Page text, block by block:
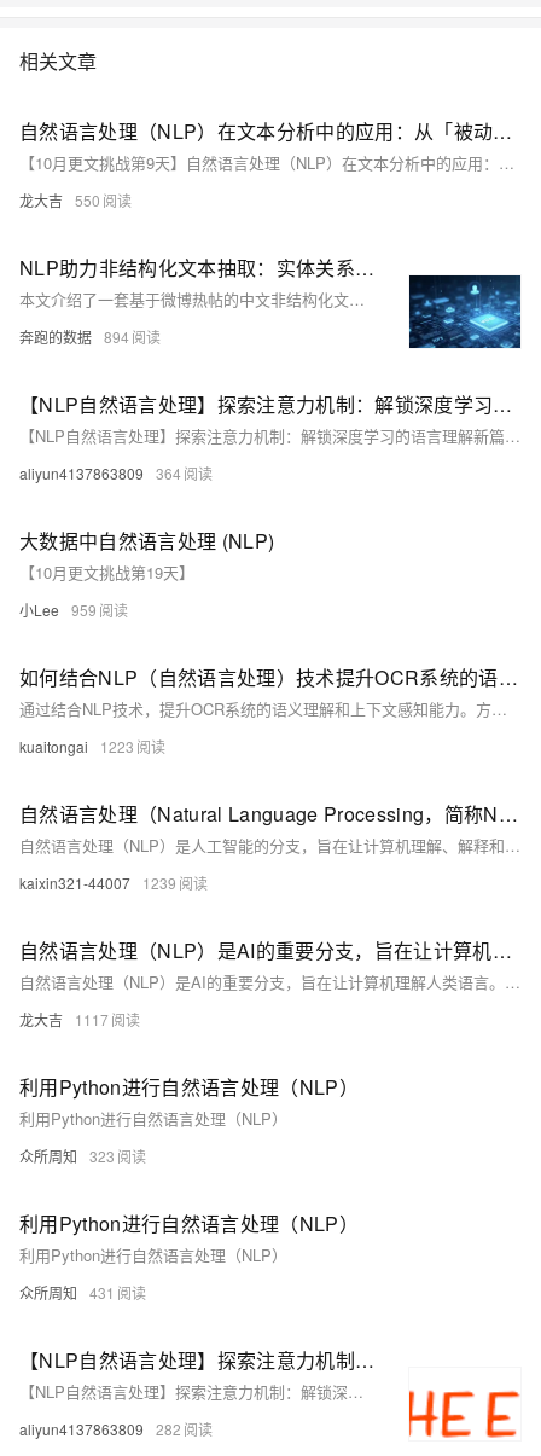
相关文章
自然语言处理（NLP）在文本分析中的应用：从「被动收集」到「主动分析」
【10月更文挑战第9天】自然语言处理（NLP）在文本分析中的应用：从「被动收集」到「主动分析」
龙大吉 550
NLP助力非结构化文本抽取：实体关系提取实战
本文介绍了一套基于微博热帖的中文非结构化文本分析系统，通过爬虫代理采集数据，结合NLP技术实现实体识别、关系抽取及情感分析。核心技术包括爬虫模块、请求配置、页面采集和中文NLP处理，最终将数据结构化并保存为CSV文件或生成图谱。代码示例从基础正则规则到高级深度学习模型（如BERT-BiLSTM-CRF）逐步演进，适合初学者与进阶用户调试与扩展，展现了中文NLP在实际场景中的应用价值。
奔跑的数据 894
【NLP自然语言处理】探索注意力机制：解锁深度学习的语言理解新篇章（上）
【NLP自然语言处理】探索注意力机制：解锁深度学习的语言理解新篇章（上）
aliyun4137863809 364
大数据中自然语言处理 (NLP)
【10月更文挑战第19天】
小Lee 959
如何结合NLP（自然语言处理）技术提升OCR系统的语义理解和上下文感知能力？
通过结合NLP技术，提升OCR系统的语义理解和上下文感知能力。方法包括集成NLP模块、文本预处理、语义特征提取、上下文推理及引入领域知识库。代码示例展示了如何使用Tesseract进行OCR识别，并通过BERT模型进行语义理解和纠错，最终提高文本识别的准确性。相关API如医疗电子发票验真、车险保单识别等可进一步增强应用效果。
kuaitongai 1223
自然语言处理（Natural Language Processing，简称NLP）
自然语言处理（NLP）是人工智能的分支，旨在让计算机理解、解释和生成人类语言。NLP的关键技术和应用包括语言模型、词嵌入、文本分类、命名实体识别、机器翻译、文本摘要、问答系统、情感分析、对话系统、文本生成和知识图谱等。随着深度学习的发展，NLP的应用日益广泛且效果不断提升。
kaixin321-44007 1239
自然语言处理（NLP）是AI的重要分支，旨在让计算机理解人类语言
自然语言处理（NLP）是AI的重要分支，旨在让计算机理解人类语言。本文探讨了深度学习在NLP中的应用，包括其基本任务、优势、常见模型及具体案例，如文本分类、情感分析等，并讨论了Python的相关工具和库，以及面临的挑战和未来趋势。
龙大吉 1117
利用Python进行自然语言处理（NLP）
利用Python进行自然语言处理（NLP）
众所周知 323
利用Python进行自然语言处理（NLP）
利用Python进行自然语言处理（NLP）
众所周知 431
【NLP自然语言处理】探索注意力机制：解锁深度学习的语言理解新篇章（下）
【NLP自然语言处理】探索注意力机制：解锁深度学习的语言理解新篇章（下）
aliyun4137863809 282